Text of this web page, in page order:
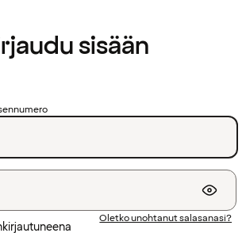
sisään
Oletko unohtanut salasanasi?